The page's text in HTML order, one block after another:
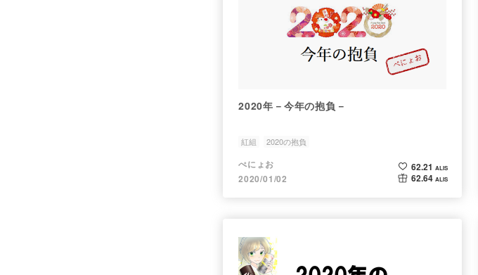
2020年－今年の抱負－
紅組 2020の抱負
ぺにょお
2020/01/02
62.21 ALIS
62.64 ALIS